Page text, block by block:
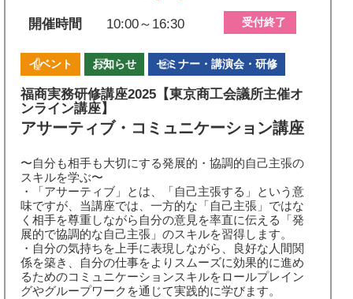
開催時間 10:00～16:30 受付終了
イベント お知らせ セミナー・講演会・研修
福商実務研修講座2025【東京商工会議所主催オ
ンライン講座】
アサーティブ・コミュニケーション講座
〜自分も相手も大切にする発展的・協調的自己主張の
スキルを学ぶ〜
・「アサーティブ」とは、「自己主張する」という意
味ですが、当講座では、一方的な「自己主張」ではな
く相手を尊重しながら自分の意見を率直に伝える「発
展的で協調的な自己主張」のスキルを習得します。
・自分の気持ちを上手に表現しながら、良好な人間関
係を築き、自分の仕事をよりスムーズに効果的に進め
るためのコミュニケーションスキルをロールプレイン
グやグループワークを通じて実践的に学びます。